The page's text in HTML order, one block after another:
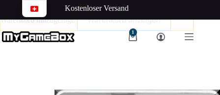
Kostenloser Versand
1
«Schutzhülle Halterung und Game Controll...» wurde deinem
Warenkorb hinzugefügt.
Warenkorb anzeigen